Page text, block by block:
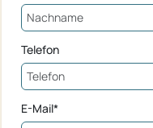
Telefon
E-Mail*